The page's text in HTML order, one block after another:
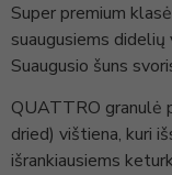
Super premium
suaugusiems
Suaugusio šuns
QUATTRO granulė
dried) vištiena, kuri
išrankiausiems